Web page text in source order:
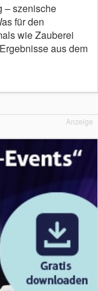
– szenische
für den
wie Zauberei
aus dem
Anzeige